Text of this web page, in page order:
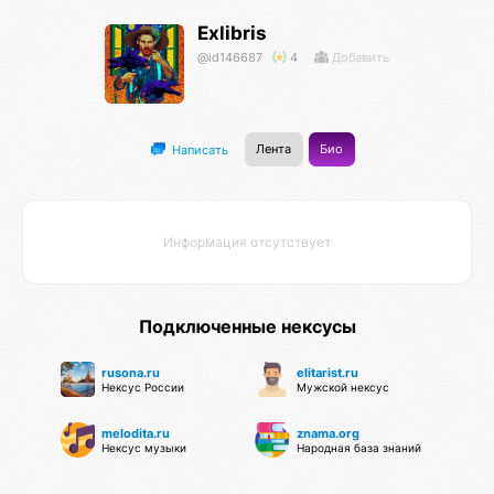
Exlibris
@id146687 4 Добавить
Написать Лента Био
Информация отсутствует
Подключенные нексусы
rusona.ru
Нексус России
elitarist.ru
Мужской нексус
melodita.ru
Нексус музыки
znama.org
Народная база знаний